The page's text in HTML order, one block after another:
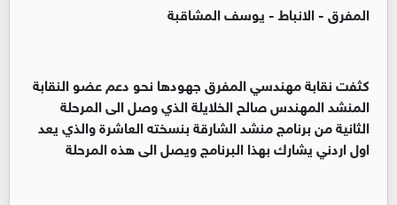
المفرق - الانباط - يوسف المشاقبة
كثفت نقابة مهندسي المفرق جهودها نحو دعم عضو النقابة
المنشد المهندس صالح الخلايلة الذي وصل الى المرحلة
الثانية من برنامج منشد الشارقة بنسخته العاشرة والذي يعد
اول اردني يشارك بهذا البرنامج ويصل الى هذه المرحلة